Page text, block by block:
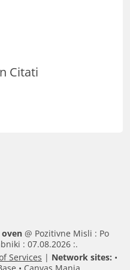
Citati
oven @ Pozitivne Misli : Po
: 07.08.2026 :.
Services | Network sites: •
• Canvas Mania